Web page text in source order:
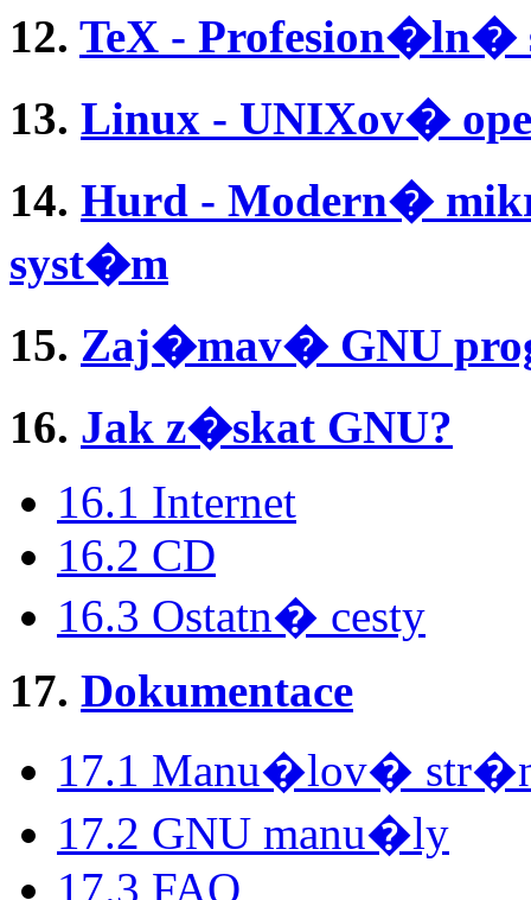
12. TeX -
13. Linux - UNIXov�
14. Hurd - Modern�
syst�m
15. Zaj�mav� GNU
16. Jak z�skat GNU?
16.1 Internet
16.2 CD
16.3 Ostatn� cesty
17. Dokumentace
17.1 Manu�lov�
17.2 GNU manu�ly
17.3 FAQ